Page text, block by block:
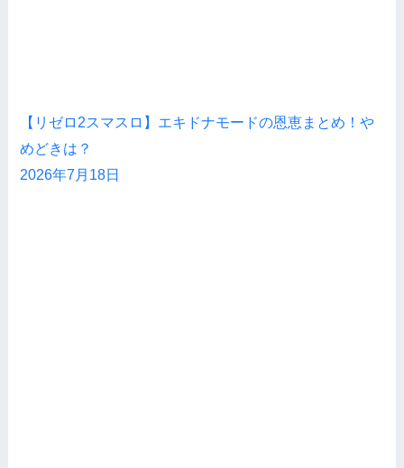
【リゼロ2スマスロ】エキドナモードの恩恵まとめ！や
めどきは？
2026年7月18日